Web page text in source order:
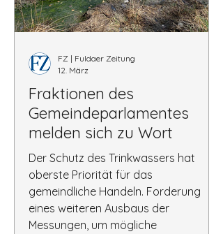
Fraktionen des
Gemeindeparlamentes
melden sich zu Wort
Der Schutz des Trinkwassers hat
oberste Priorität für das
gemeindliche Handeln. Forderung
eines weiteren Ausbaus der
Messungen, um mögliche
FZ | Fuldaer Zeitung
12. März